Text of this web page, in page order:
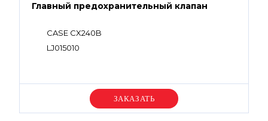
Главный предохранительный клапан
CASE CX240B
LJ015010
Уточняйте цену